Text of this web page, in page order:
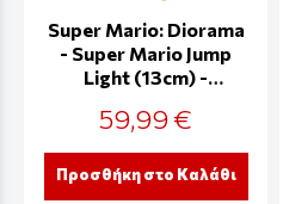
Super Mario: Diorama
- Super Mario Jump
Light (13cm) -
59,99 €
Προσθήκη στο Καλάθι